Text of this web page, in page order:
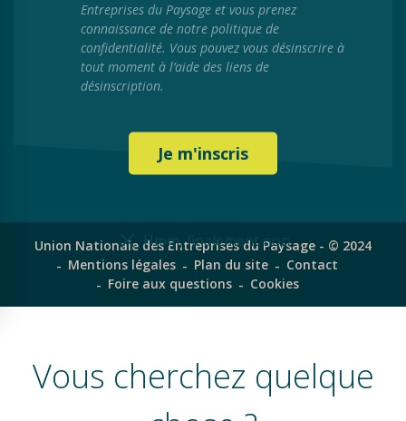
Entreprises du Paysage et vous prenez
connaissance de notre politique de
confidentialité. Vous pouvez vous désinscrire à
tout moment à l’aide des liens de
désinscription.
Union Nationale des Entreprises du Paysage - © 2024
Mentions légales
Plan du site
Contact
Foire aux questions
Cookies
Vous cherchez quelque
Hmm, finalement non